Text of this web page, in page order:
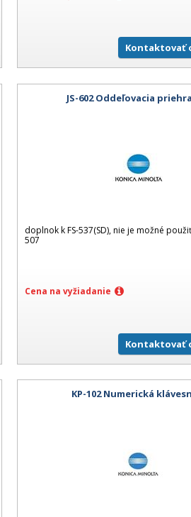
Kontaktovať
JS-602 Oddeľovacia
doplnok k FS-537(SD), nie je možné
507
Cena na vyžiadanie
Kontaktovať
KP-102 Numerická